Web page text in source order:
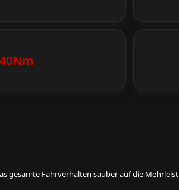
gesamte Fahrverhalten sauber auf die